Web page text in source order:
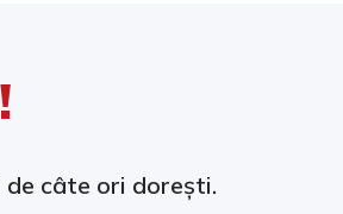
câte ori dorești.